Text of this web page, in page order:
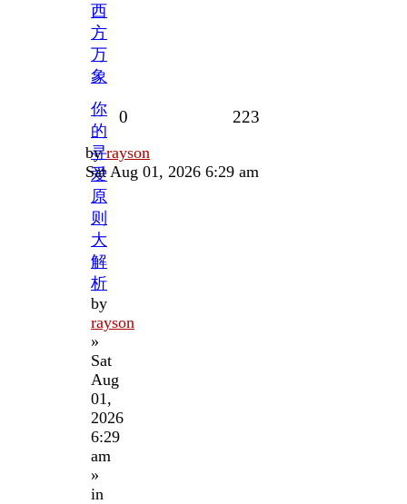
西
方
万
象
你
的
寻
爱
原
则
大
解
析
by
rayson
»
Sat
Aug
01,
2026
6:29
am
»
in
0 223
Last
post
byrayson
Sat Aug 01, 2026 6:29 am